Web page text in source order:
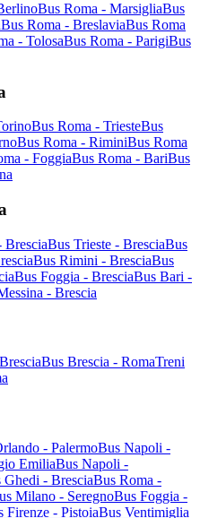
Bus Roma - MarsigliaBus
Bus Roma - BreslaviaBus Roma
- TolosaBus Roma - ParigiBus
Bus Roma - TriesteBus
Bus Roma - RiminiBus Roma
- FoggiaBus Roma - BariBus
BresciaBus Trieste - BresciaBus
Bus Rimini - BresciaBus
Bus Foggia - BresciaBus Bari -
- Brescia
Bus Brescia - RomaTreni
- PalermoBus Napoli -
EmiliaBus Napoli -
Ghedi - BresciaBus Roma -
Milano - SeregnoBus Foggia -
Firenze - PistoiaBus Ventimiglia